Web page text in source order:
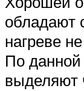
обладают
нагреве
По данной
выделяют